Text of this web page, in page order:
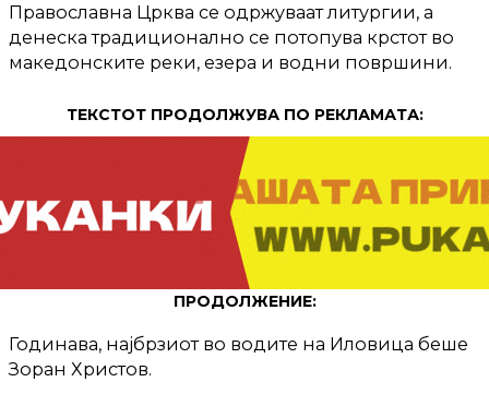
Православна Црква се одржуваат литургии, а
денеска традиционално се потопува крстот во
македонските реки, езера и водни површини.
ТЕКСТОТ ПРОДОЛЖУВА ПО РЕКЛАМАТА:
ПРОДОЛЖЕНИЕ:
Годинава, најбрзиот во водите на Иловица беше
Зоран Христов.